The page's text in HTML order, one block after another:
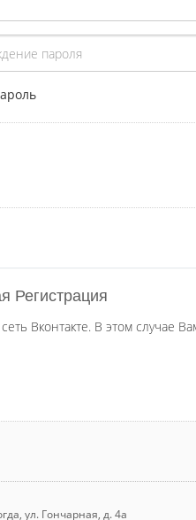
Регистрация
Вконтакте. В этом случае
ул. Гончарная, д. 4а